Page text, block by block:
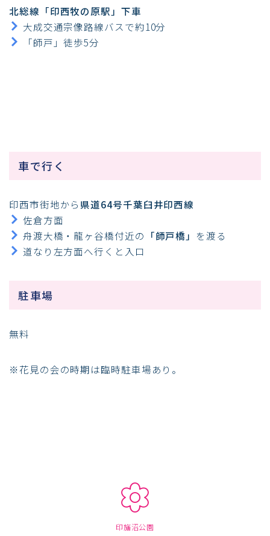
北総線「印西牧の原駅」下車
大成交通宗像路線バスで約10分
「師戸」徒歩5分
車で行く
印西市街地から 県道64号千葉臼井印西線
佐倉方面
舟渡大橋・龍ヶ谷橋付近の 「師戸橋」 を渡る
道なり左方面へ行くと入口
駐車場
無料
※花見の会の時期は臨時駐車場あり。
印旛沼公園